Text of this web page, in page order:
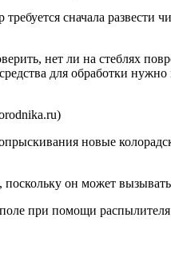
сначала развести
нет ли на стеблях
для обработки нужно
новые
он может
при помощи